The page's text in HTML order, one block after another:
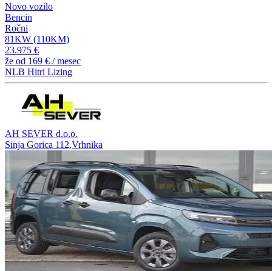
Novo vozilo
Bencin
Ročni
81KW (110KM)
23.975 €
že od 169 € / mesec
NLB Hitri Lizing
AH SEVER d.o.o.
Sinja Gorica 112,Vrhnika